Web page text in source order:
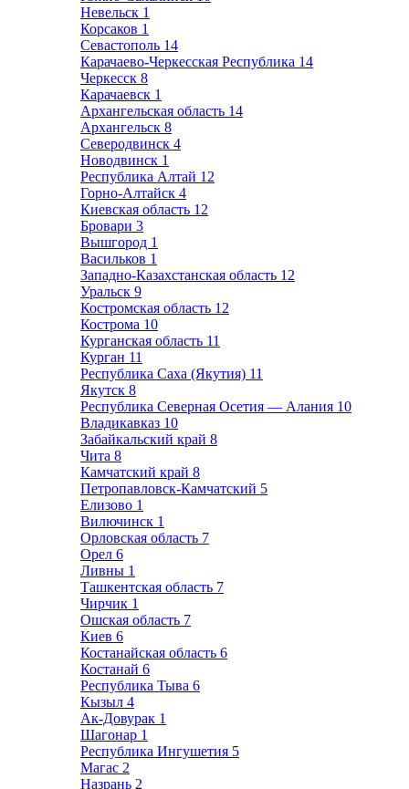
Невельск 1
Корсаков 1
Севастополь 14
Карачаево-Черкесская Республика 14
Черкесск 8
Карачаевск 1
Архангельская область 14
Архангельск 8
Северодвинск 4
Новодвинск 1
Республика Алтай 12
Горно-Алтайск 4
Киевская область 12
Бровари 3
Вышгород 1
Васильков 1
Западно-Казахстанская область 12
Уральск 9
Костромская область 12
Кострома 10
Курганская область 11
Курган 11
Республика Саха (Якутия) 11
Якутск 8
Республика Северная Осетия — Алания 10
Владикавказ 10
Забайкальский край 8
Чита 8
Камчатский край 8
Петропавловск-Камчатский 5
Елизово 1
Вилючинск 1
Орловская область 7
Орел 6
Ливны 1
Ташкентская область 7
Чирчик 1
Ошская область 7
Киев 6
Костанайская область 6
Костанай 6
Республика Тыва 6
Кызыл 4
Ак-Довурак 1
Шагонар 1
Республика Ингушетия 5
Магас 2
Назрань 2